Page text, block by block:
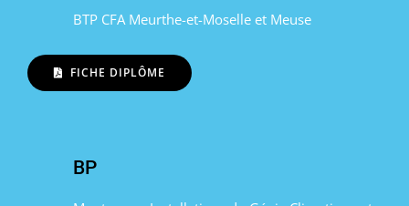
BTP CFA Meurthe-et-Moselle et Meuse
FICHE DIPLÔME
BP